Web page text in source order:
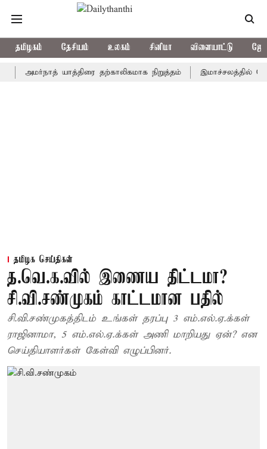
தமிழகம் தேசியம் உலகம் சினிமா விளையாட்டு
யாத்திரை தற்காலிகமாக நிறுத்தம் இமாச்சலத்தில் பேருந்து
தமிழக செய்திகள்
த.வெ.க.வில் இணைய திட்டமா?
சி.வி.சண்முகம் காட்டமான பதில்
சி.வி.சண்முகத்திடம் உங்கள் தரப்பு 3 எம்.எல்.ஏ.க்கள்
ராஜினாமா, 5 எம்.எல்.ஏ.க்கள் அணி மாறியது ஏன்? என
செய்தியாளர்கள் கேள்வி எழுப்பினர்.